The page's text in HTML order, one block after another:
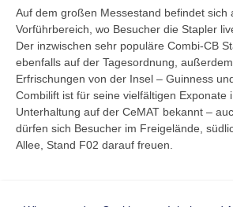
Auf dem großen Messestand befindet sich
Vorführbereich, wo Besucher die Stapler
Der inzwischen sehr populäre Combi-CB
ebenfalls auf der Tagesordnung,
Erfrischungen von der Insel – Guinness
Combilift ist für seine vielfältigen Exponate
Unterhaltung auf der CeMAT bekannt –
dürfen sich Besucher im Freigelände,
Allee, Stand F02 darauf freuen.